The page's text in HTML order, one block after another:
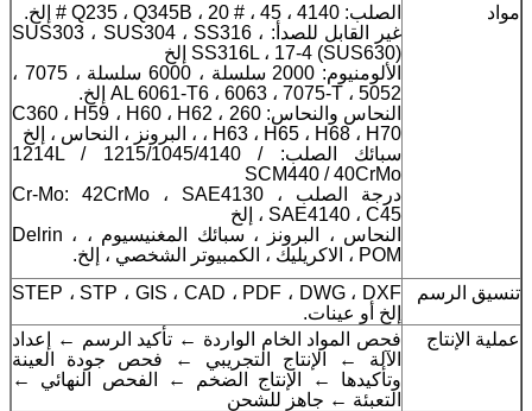
مواد
الصلب: 4140 ، Q235 ، Q345B ، 20 # ، 45 # إلخ.
غير القابل للصدأ: SUS303 ، SUS304 ، SS316 ،
SS316L ، 17-4 (SUS630) إلخ
الألومنيوم: 2000 سلسلة ، 6000 سلسلة ، 7075 ،
5052 ، AL 6061-T6 ، 6063 ، 7075-T إلخ.
النحاس والنحاس: 260 ، C360 ، H59 ، H60 ، H62
، H63 ، H65 ، H68 ، H70 ، البرونز ، النحاس ، إلخ
سبائك الصلب: 1214L / 1215/1045/4140 /
SCM440 / 40CrMo
درجة الصلب Cr-Mo: 42CrMo ، SAE4130 ،
SAE4140 ، C45 ، إلخ
النحاس ، البرونز ، سبائك المغنيسيوم ، Delrin ،
POM ، الاكريليك ، الكمبيوتر الشخصي ، إلخ.
تنسيق الرسم
STEP ، STP ، GIS ، CAD ، PDF ، DWG ، DXF
إلخ أو عينات.
عملية الإنتاج
فحص المواد الخام الواردة ← تأكيد الرسم ← إعداد
الآلة ← الإنتاج التجريبي ← فحص جودة العينة
وتأكيدها ← الإنتاج الضخم ← الفحص النهائي ←
التعبئة ← جاهز للشحن